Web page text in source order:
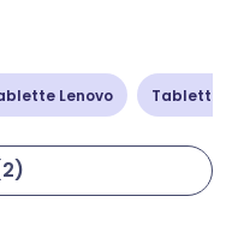
Lenovo Tablette